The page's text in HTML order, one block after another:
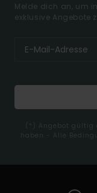
Melde dich an, um
exklusive Angebote
(*) Angebot
haben - Alle